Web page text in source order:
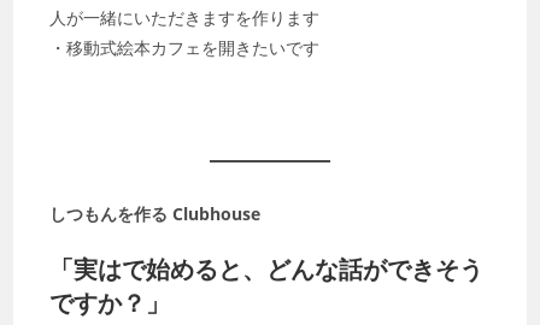
人が一緒にいただきますを作ります
・移動式絵本カフェを開きたいです
しつもんを作る Clubhouse
「実はで始めると、どんな話ができそう
ですか？」